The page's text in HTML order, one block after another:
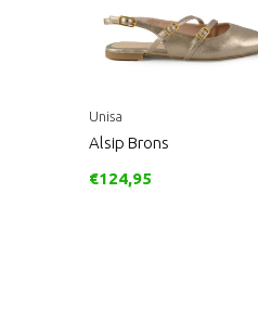
Unisa
Alsip Brons
€124,95